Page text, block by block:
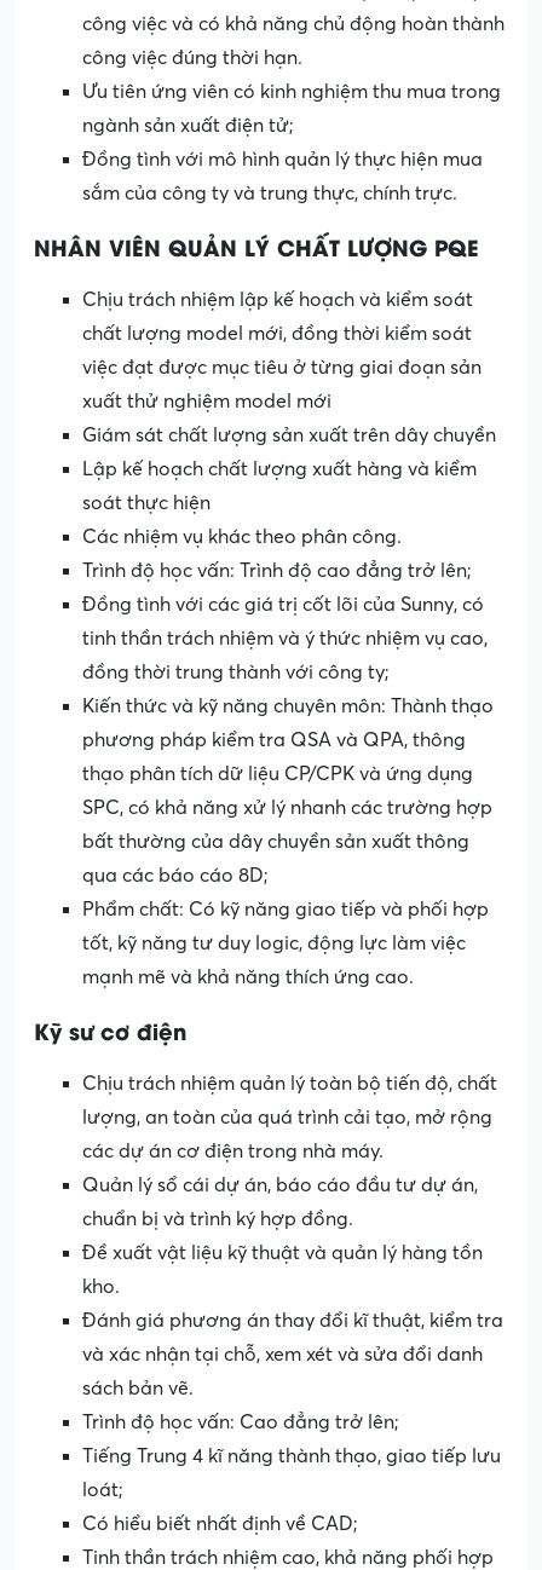
công việc và có khả năng chủ động hoàn thành
công việc đúng thời hạn.
Ưu tiên ứng viên có kinh nghiệm thu mua trong
ngành sản xuất điện tử;
Đồng tình với mô hình quản lý thực hiện mua
sắm của công ty và trung thực, chính trực.
NHÂN VIÊN QUẢN LÝ CHẤT LƯỢNG PQE
Chịu trách nhiệm lập kế hoạch và kiểm soát
chất lượng model mới, đồng thời kiểm soát
việc đạt được mục tiêu ở từng giai đoạn sản
xuất thử nghiệm model mới
Giám sát chất lượng sản xuất trên dây chuyền
Lập kế hoạch chất lượng xuất hàng và kiểm
soát thực hiện
Các nhiệm vụ khác theo phân công.
Trình độ học vấn: Trình độ cao đẳng trở lên;
Đồng tình với các giá trị cốt lõi của Sunny, có
tinh thần trách nhiệm và ý thức nhiệm vụ cao,
đồng thời trung thành với công ty;
Kiến thức và kỹ năng chuyên môn: Thành thạo
phương pháp kiểm tra QSA và QPA, thông
thạo phân tích dữ liệu CP/CPK và ứng dụng
SPC, có khả năng xử lý nhanh các trường hợp
bất thường của dây chuyền sản xuất thông
qua các báo cáo 8D;
Phẩm chất: Có kỹ năng giao tiếp và phối hợp
tốt, kỹ năng tư duy logic, động lực làm việc
mạnh mẽ và khả năng thích ứng cao.
Kỹ sư cơ điện
Chịu trách nhiệm quản lý toàn bộ tiến độ, chất
lượng, an toàn của quá trình cải tạo, mở rộng
các dự án cơ điện trong nhà máy.
Quản lý sổ cái dự án, báo cáo đầu tư dự án,
chuẩn bị và trình ký hợp đồng.
Đề xuất vật liệu kỹ thuật và quản lý hàng tồn
kho.
Đánh giá phương án thay đổi kĩ thuật, kiểm tra
và xác nhận tại chỗ, xem xét và sửa đổi danh
sách bản vẽ.
Trình độ học vấn: Cao đẳng trở lên;
Tiếng Trung 4 kĩ năng thành thạo, giao tiếp lưu
loát;
Có hiểu biết nhất định về CAD;
Tinh thần trách nhiệm cao, khả năng phối hợp